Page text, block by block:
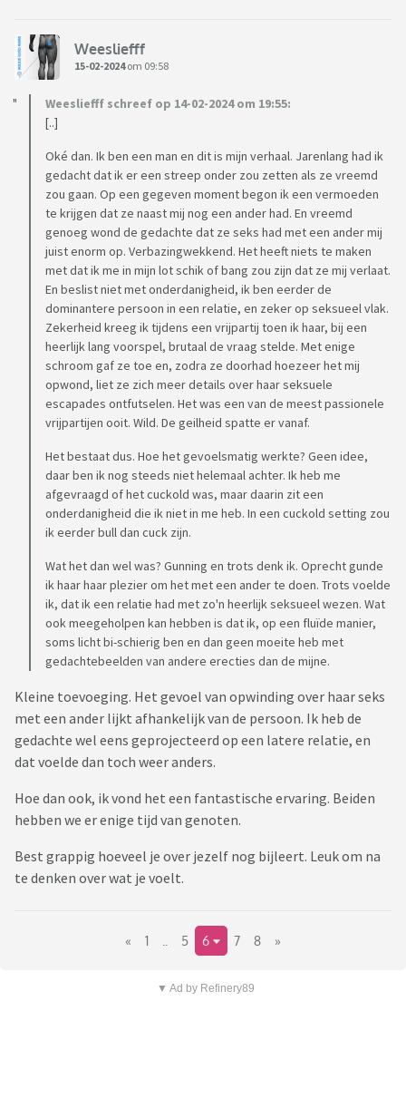
Weesliefff
15-02-2024om 09:58
Weesliefff schreef op 14-02-2024 om 19:55:
[..]
Oké dan. Ik ben een man en dit is mijn verhaal. Jarenlang had ik
gedacht dat ik er een streep onder zou zetten als ze vreemd
zou gaan. Op een gegeven moment begon ik een vermoeden
te krijgen dat ze naast mij nog een ander had. En vreemd
genoeg wond de gedachte dat ze seks had met een ander mij
juist enorm op. Verbazingwekkend. Het heeft niets te maken
met dat ik me in mijn lot schik of bang zou zijn dat ze mij verlaat.
En beslist niet met onderdanigheid, ik ben eerder de
dominantere persoon in een relatie, en zeker op seksueel vlak.
Zekerheid kreeg ik tijdens een vrijpartij toen ik haar, bij een
heerlijk lang voorspel, brutaal de vraag stelde. Met enige
schroom gaf ze toe en, zodra ze doorhad hoezeer het mij
opwond, liet ze zich meer details over haar seksuele
escapades ontfutselen. Het was een van de meest passionele
vrijpartijen ooit. Wild. De geilheid spatte er vanaf.
Het bestaat dus. Hoe het gevoelsmatig werkte? Geen idee,
daar ben ik nog steeds niet helemaal achter. Ik heb me
afgevraagd of het cuckold was, maar daarin zit een
onderdanigheid die ik niet in me heb. In een cuckold setting zou
ik eerder bull dan cuck zijn.
Wat het dan wel was? Gunning en trots denk ik. Oprecht gunde
ik haar haar plezier om het met een ander te doen. Trots voelde
ik, dat ik een relatie had met zo'n heerlijk seksueel wezen. Wat
ook meegeholpen kan hebben is dat ik, op een fluïde manier,
soms licht bi-schierig ben en dan geen moeite heb met
gedachtebeelden van andere erecties dan de mijne.
Kleine toevoeging. Het gevoel van opwinding over haar seks
met een ander lijkt afhankelijk van de persoon. Ik heb de
gedachte wel eens geprojecteerd op een latere relatie, en
dat voelde dan toch weer anders.
Hoe dan ook, ik vond het een fantastische ervaring. Beiden
hebben we er enige tijd van genoten.
Best grappig hoeveel je over jezelf nog bijleert. Leuk om na
te denken over wat je voelt.
« 1 5 6 7 8 »
▼ Ad by Refinery89